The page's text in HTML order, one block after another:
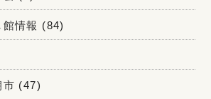
館情報 (84)
市 (47)